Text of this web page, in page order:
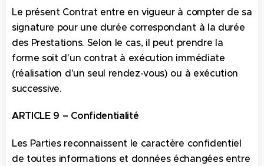
Le présent Contrat entre en vigueur à compter de sa
signature pour une durée correspondant à la durée
des Prestations. Selon le cas, il peut prendre la
forme soit d'un contrat à exécution immédiate
(réalisation d'un seul rendez-vous) ou à exécution
successive.
ARTICLE 9 – Confidentialité
Les Parties reconnaissent le caractère confidentiel
de toutes informations et données échangées entre